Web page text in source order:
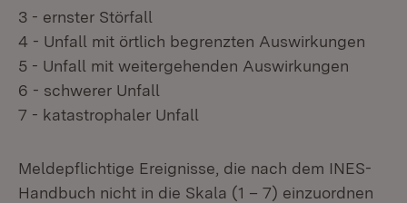
3 - ernster Störfall
4 - Unfall mit örtlich begrenzten Auswirkungen
5 - Unfall mit weitergehenden Auswirkungen
6 - schwerer Unfall
7 - katastrophaler Unfall
Meldepflichtige Ereignisse, die nach dem INES-
Handbuch nicht in die Skala (1 – 7) einzuordnen